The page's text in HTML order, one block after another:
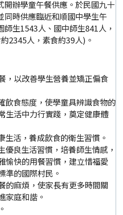
開辦學童午餐供應。於民國九十
同時供應臨近和順國中學生午
生1543人、國中師生841人，
2345人，素食約39人)。
，以改善學生營養並矯正偏食
食態度，使學童具辨識食物的
生活中力行實踐，奠定健康體
活，養成飲食的衛生習慣。
良生活習慣，培養師生情感，
愉快的用餐習慣，建立惜福愛
準的國際村民。
的麻煩，使家長有更多時間關
家庭和諧。